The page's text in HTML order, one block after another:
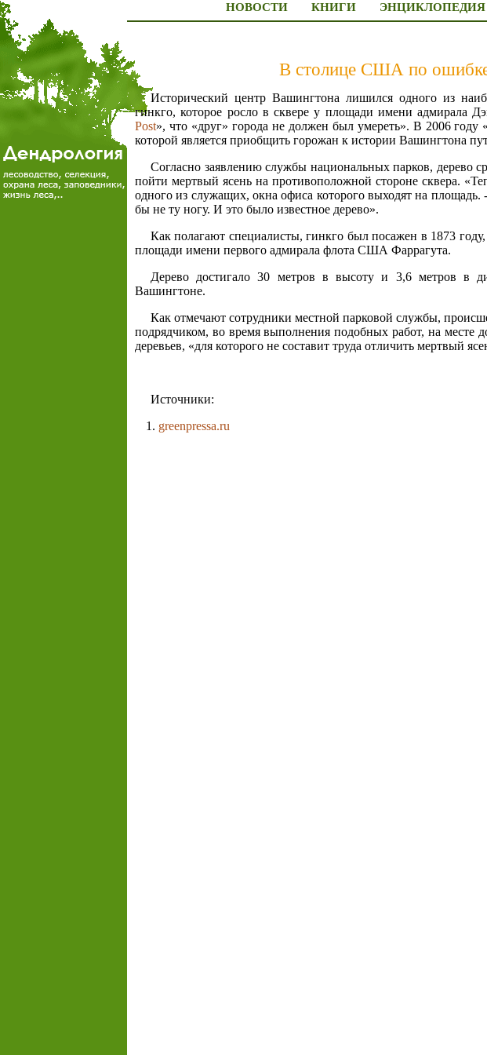
НОВОСТИ КНИГИ ЭНЦИКЛОПЕДИЯ
В столице США по ошибке
Исторический центр Вашингтона лишился одного из
гинкго, которое росло в сквере у площади имени адмирала
Post», что «друг» города не должен был умереть». В 2006 году
которой является приобщить горожан к истории Вашингтона
Согласно заявлению службы национальных парков, дерево
пойти мертвый ясень на противоположной стороне сквера.
одного из служащих, окна офиса которого выходят на площадь.
бы не ту ногу. И это было известное дерево».
Как полагают специалисты, гинкго был посажен в 1873
площади имени первого адмирала флота США Фаррагута.
Дерево достигало 30 метров в высоту и 3,6 метров в
Вашингтоне.
Как отмечают сотрудники местной парковой службы,
подрядчиком, во время выполнения подобных работ, на месте
деревьев, «для которого не составит труда отличить мертвый
Источники:
greenpressa.ru